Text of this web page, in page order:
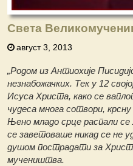
Света
август 3, 2013
„Родом из Антиохије
незнабожачких. Тек у 12
Исуса Христа, како се
чудеса многа сотвори,
Њено младо срце распали
се заветоваше никад се не
душом пострадати за
мучеништва.